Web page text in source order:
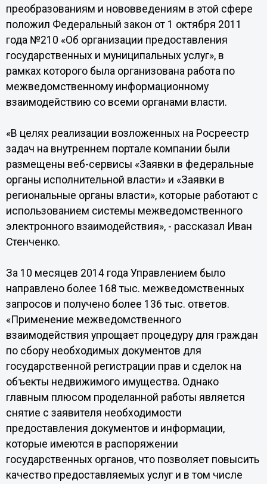
преобразованиям и нововведениям в этой сфере
положил Федеральный закон от 1 октября 2011
года №210 «Об организации предоставления
государственных и муниципальных услуг», в
рамках которого была организована работа по
межведомственному информационному
взаимодействию со всеми органами власти.
«В целях реализации возложенных на Росреестр
задач на внутреннем портале компании были
размещены веб-сервисы «Заявки в федеральные
органы исполнительной власти» и «Заявки в
региональные органы власти», которые работают с
использованием системы межведомственного
электронного взаимодействия», - рассказал Иван
Стенченко.
За 10 месяцев 2014 года Управлением было
направлено более 168 тыс. межведомственных
запросов и получено более 136 тыс. ответов.
«Применение межведомственного
взаимодействия упрощает процедуру для граждан
по сбору необходимых документов для
государственной регистрации прав и сделок на
объекты недвижимого имущества. Однако
главным плюсом проделанной работы является
снятие с заявителя необходимости
предоставления документов и информации,
которые имеются в распоряжении
государственных органов, что позволяет повысить
качество предоставляемых услуг и в том числе